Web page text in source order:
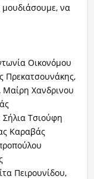
να
Οικονόμου
Πρεκατσουνάκης,
Μαίρη Χανδρινου
Τσιούφη
Καραβάς
Πειρουνίδου,